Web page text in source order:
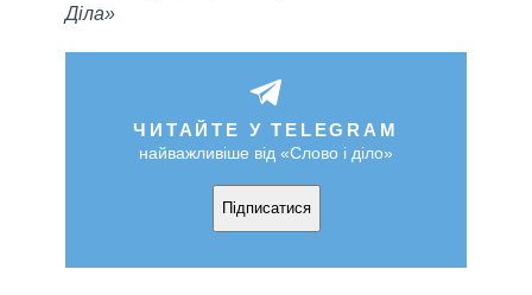
Діла»
ЧИТАЙТЕ У TELEGRAM
найважливіше від «Слово і діло»
Підписатися